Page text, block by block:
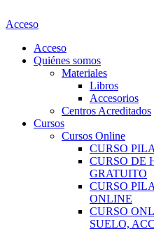
al
Acceso
Acceso
Quiénes somos
Materiales
Libros
Accesorios
Centros Acreditados
Cursos
Cursos Online
CURSO
CURSO DE
GRATUITO
CURSO
ONLINE
CURSO
SUELO,